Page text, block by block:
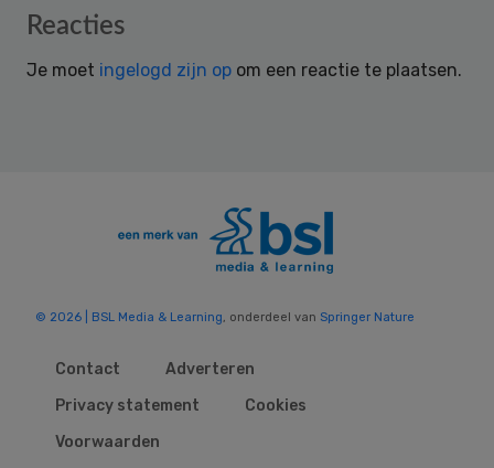
Reader
Reacties
Je moet ingelogd zijn op om een reactie te plaatsen.
© 2026 | BSL Media & Learning, onderdeel van Springer Nature
Contact
Adverteren
Privacy statement
Cookies
Voorwaarden